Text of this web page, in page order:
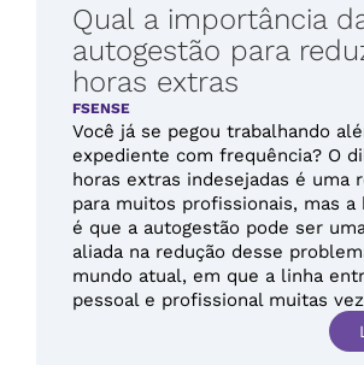
Qual a importância
autogestão para
horas extras
FSENSE
Você já se pegou trabalhando
expediente com frequência? O
horas extras indesejadas é uma
para muitos profissionais, mas a
é que a autogestão pode ser
aliada na redução desse
mundo atual, em que a linha
pessoal e profissional muitas